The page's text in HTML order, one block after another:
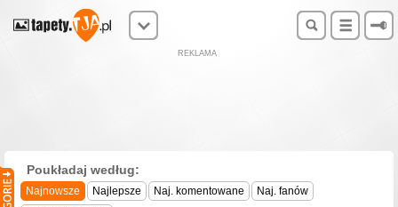
REKLAMA
Poukładaj według:
Najnowsze Najlepsze Naj. komentowane
Naj. fanów